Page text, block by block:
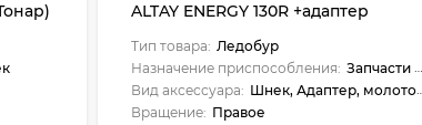
ALTAY ENERGY 130R +адаптер
SAE130R-ASH20
Тип товара: Ледобур
Назначение приспособления: Запчасти и аксессуары
Вид аксессуара: Шнек, Адаптер, молоточек
Вращение: Правое